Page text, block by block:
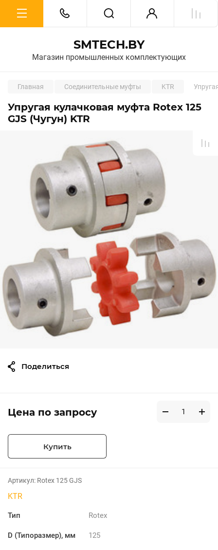
SMTECH.BY
Магазин промышленных комплектующих
Главная Соединительные муфты KTR
Упругая кулачковая муфта Rotex 125
GJS (Чугун) KTR
Цена по запросу
Купить
Артикул: Rotex 125 GJS
KTR
Тип Rotex
D (Типоразмер), мм 125
Поделиться